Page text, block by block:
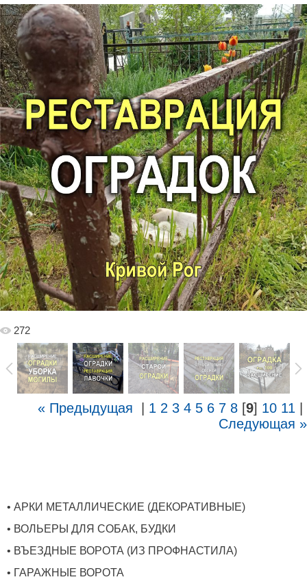
272
« Предыдущая 1 2 3 4 5 6 7 8 [9] 10 11
Следующая »
• АРКИ МЕТАЛЛИЧЕСКИЕ (ДЕКОРАТИВНЫЕ)
• ВОЛЬЕРЫ ДЛЯ СОБАК, БУДКИ
• ВЪЕЗДНЫЕ ВОРОТА (ИЗ ПРОФНАСТИЛА)
• ГАРАЖНЫЕ ВОРОТА